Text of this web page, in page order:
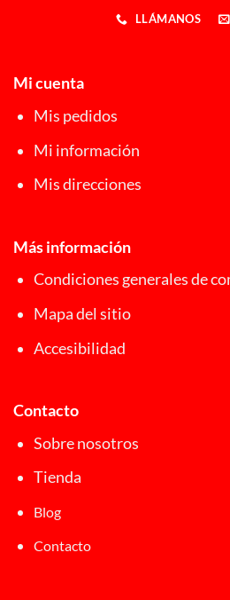
LLÁMANOS
Mi cuenta
Mis pedidos
Mi información
Mis direcciones
Más información
Condiciones generales de
Mapa del sitio
Accesibilidad
Contacto
Sobre nosotros
Tienda
Blog
Contacto